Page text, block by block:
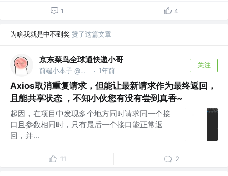
1 4
为啥我就是中不到奖 赞了这篇文章
京东菜鸟全球通快递小哥
前端小本子 @月薪2千说什么前端 · 1年前
关注
Axios取消重复请求，但能让最新请求作为最终返回，
且能共享状态 ，不知小伙您有没有尝到真香~
起因，在项目中发现多个地方同时请求同一个接
口且参数相同时，只有最后一个接口能正常返
回，并...
11 2